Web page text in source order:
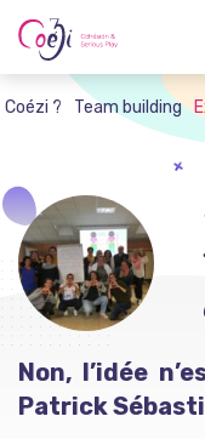
Skip
to
content
? Team building
Non, l’idée
Patrick